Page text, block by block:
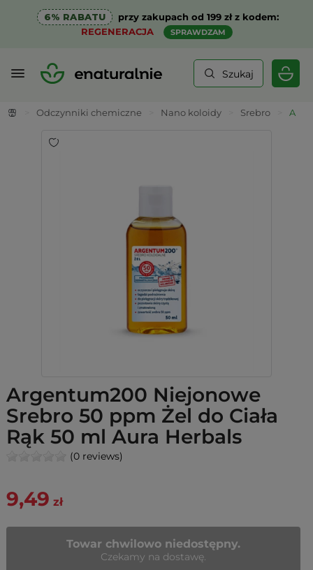
6% RABATU
przy zakupach od 199 zł z kodem:
REGENERACJA
SPRAWDZAM
Szukaj
Odczynniki chemiczne Nano koloidy Srebro
Argentum200 Niejonowe
Srebro 50 ppm Żel do Ciała
Rąk 50 ml Aura Herbals
(0 reviews)
9,49 zł
Towar chwilowo niedostępny.
Czekamy na dostawę.